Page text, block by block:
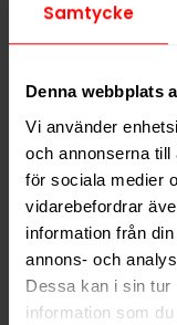
Samtycke
Denna webbplats
Vi använder
och annonserna till
för sociala medier
vidarebefordrar
information från
annons- och
Dessa kan i sin tur
information som
Hitta alla
Alla produkter
Typ
Smak
Format
Styrka